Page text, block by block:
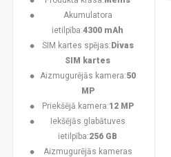
Akumulatora
ietilpība:4300 mAh
SIM kartes spējas: Divas
SIM kartes
Aizmugurējās kamera:50
MP
Priekšējā kamera:12 MP
Iekšējās glabātuves
ietilpība:256 GB
Aizmugurējās kameras